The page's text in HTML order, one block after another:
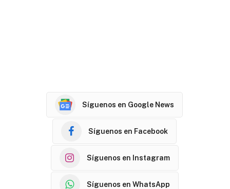
Síguenos en Google News
Síguenos en Facebook
Síguenos en Instagram
Síguenos en WhatsApp